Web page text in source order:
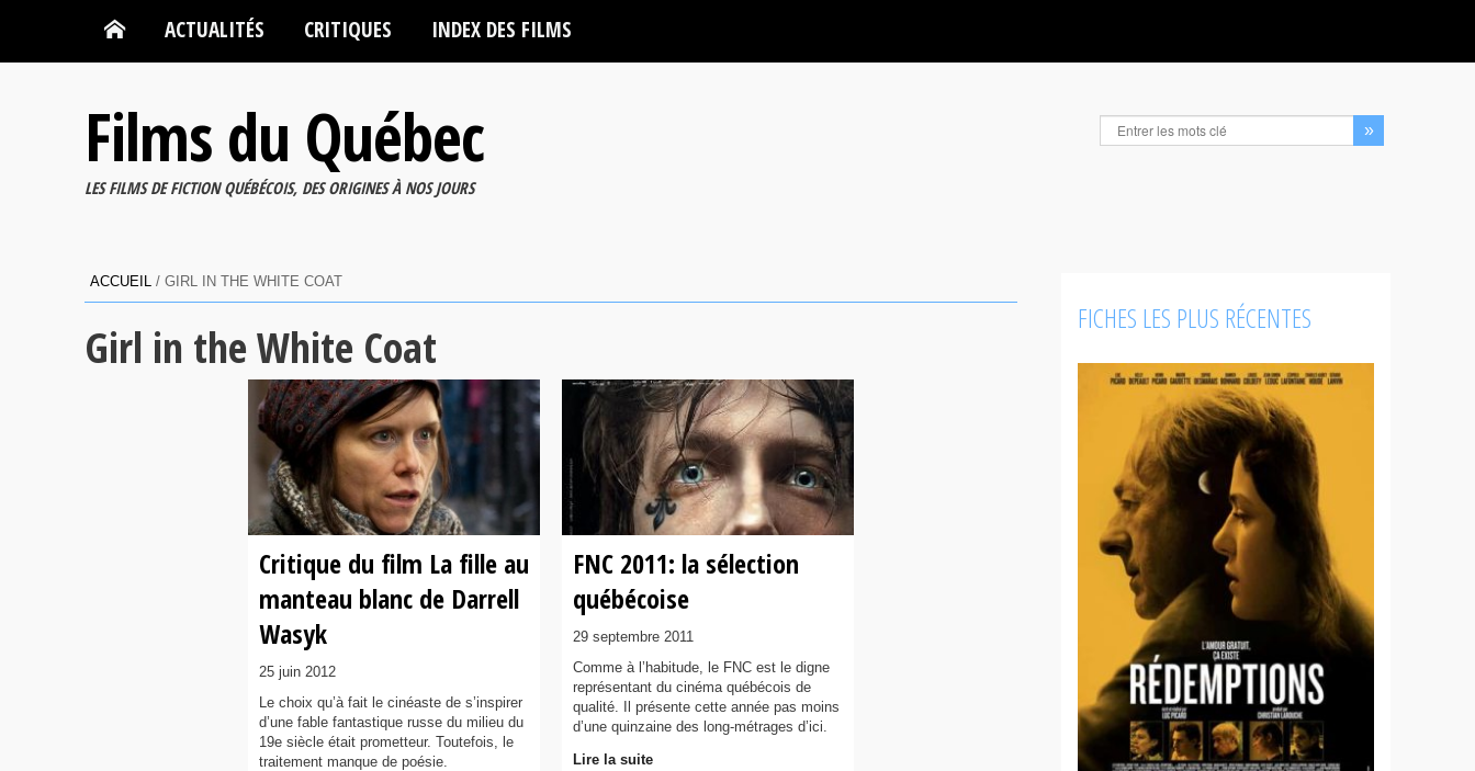
ACTUALITÉS CRITIQUES INDEX DES FILMS
Films du Québec
LES FILMS DE FICTION QUÉBÉCOIS, DES ORIGINES À NOS JOURS
ACCUEIL / GIRL IN THE WHITE COAT
Girl in the White Coat
Critique du film La fille au
manteau blanc de Darrell
Wasyk
25 juin 2012
Le choix qu’à fait le cinéaste de s’inspirer
d’une fable fantastique russe du milieu du
19e siècle était prometteur. Toutefois, le
traitement manque de poésie.
FNC 2011: la sélection
québécoise
29 septembre 2011
Comme à l’habitude, le FNC est le digne
représentant du cinéma québécois de
qualité. Il présente cette année pas moins
d’une quinzaine des long-métrages d’ici.
Lire la suite
FICHES LES PLUS RÉCENTES